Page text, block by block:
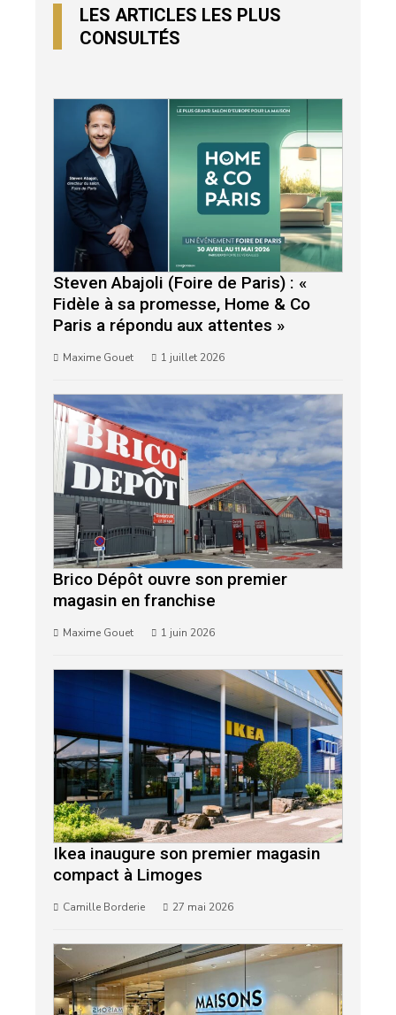
LES ARTICLES LES PLUS
CONSULTÉS
Steven Abajoli (Foire de Paris) : «
Fidèle à sa promesse, Home & Co
Paris a répondu aux attentes »
Maxime Gouet 1 juillet 2026
Brico Dépôt ouvre son premier
magasin en franchise
Maxime Gouet 1 juin 2026
Ikea inaugure son premier magasin
compact à Limoges
Camille Borderie 27 mai 2026